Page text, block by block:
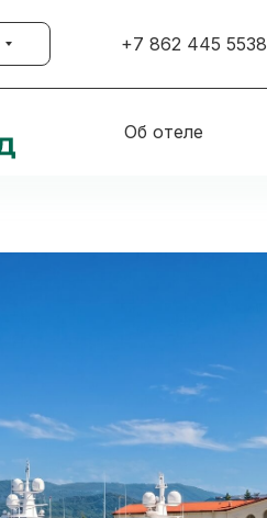
+7 862 445 5538
Об отеле